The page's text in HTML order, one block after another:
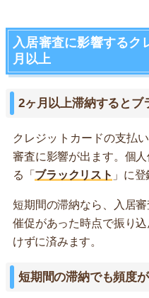
入居審査に影響するク
月以上
2ヶ月以上滞納するとブ
クレジットカードの支払
審査に影響が出ます。個
る「 ブラックリスト 」に
短期間の滞納なら、入居
催促があった時点で振り
けずに済みます。
短期間の滞納でも頻度